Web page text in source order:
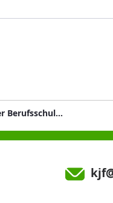
Freisprechungsfeier an der Berufsschule St. Marien